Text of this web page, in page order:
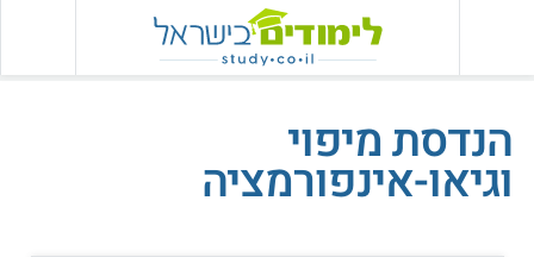
הנדסת מיפוי
וגיאו-אינפורמציה